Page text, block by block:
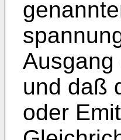
Ausgang
und daß
oder